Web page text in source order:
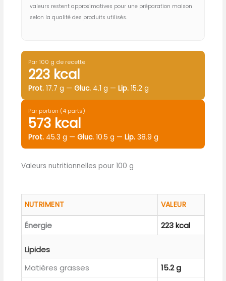
valeurs restent approximatives pour une préparation maison
selon la qualité des produits utilisés.
Par 100 g de recette
223 kcal
Prot.17.7 g — Gluc.4.1 g — Lip.15.2 g
Par portion (4 parts)
573 kcal
Prot.45.3 g — Gluc.10.5 g — Lip.38.9 g
Valeurs nutritionnelles pour 100 g
NUTRIMENT VALEUR
Énergie 223 kcal
Lipides
Matières grasses
15.2 g